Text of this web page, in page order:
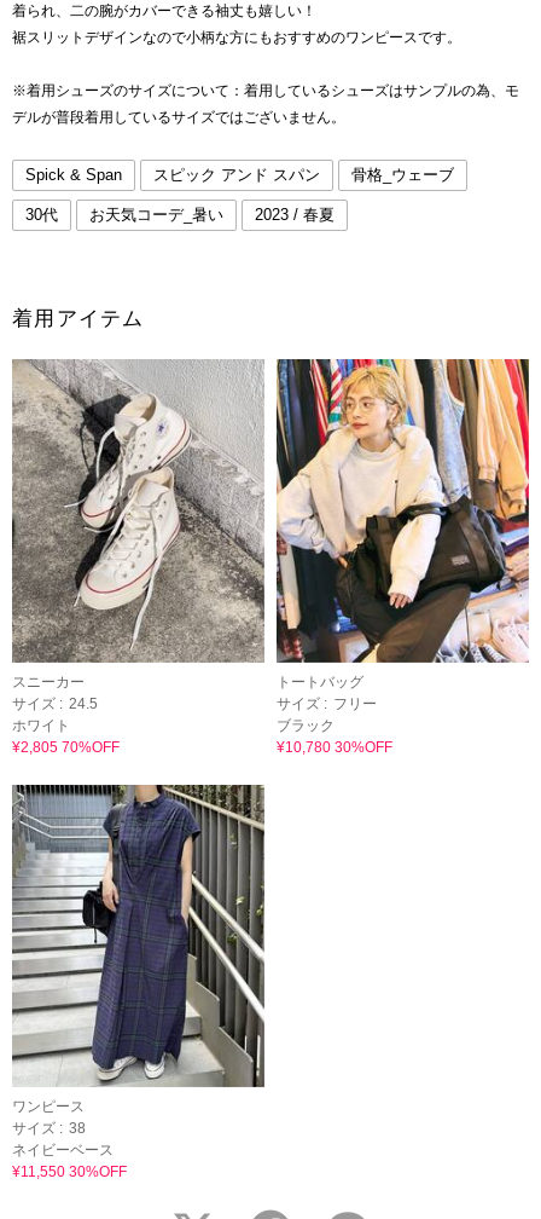
着られ、二の腕がカバーできる袖丈も嬉しい！
裾スリットデザインなので小柄な方にもおすすめのワンピースです。
※着用シューズのサイズについて：着用しているシューズはサンプルの為、モ
デルが普段着用しているサイズではございません。
Spick & Span スピック アンド スパン 骨格_ウェーブ
30代 お天気コーデ_暑い 2023 / 春夏
着用アイテム
スニーカー
サイズ : 24.5
ホワイト
¥2,805 70%OFF
トートバッグ
サイズ : フリー
ブラック
¥10,780 30%OFF
ワンピース
サイズ : 38
ネイビーベース
¥11,550 30%OFF